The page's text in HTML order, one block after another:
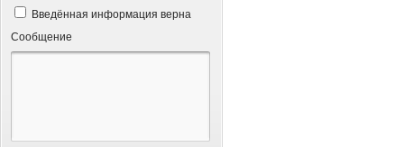
Введённая информация верна
Сообщение